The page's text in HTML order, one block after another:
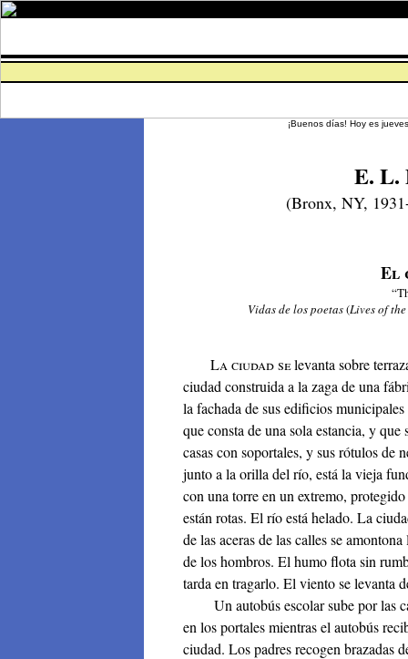
­¡Buenos días! Hoy es
E. L.
(Bronx, NY,
El
Vidas de los poetas(Lives of
La ciudad selevanta sobre
ciudad construida a la zaga de una
la fachada de sus edificios
que consta de una sola estancia, y
casas con soportales, y sus rótulos de
junto a la orilla del río, está la vieja
con una torre en un extremo,
están rotas. El río está helado. La
de las aceras de las calles se
de los hombros. El humo flota sin
tarda en tragarlo. El viento se levanta
Un autobús escolar sube por las
en los portales mientras el autobús
ciudad. Los padres recogen brazadas